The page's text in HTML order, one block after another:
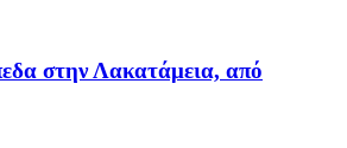
στην Λακατάμεια, από